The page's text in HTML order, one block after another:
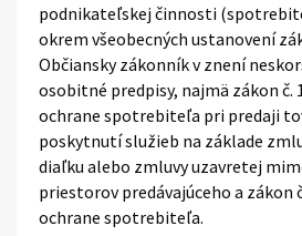
podnikateľskej činnosti
okrem všeobecných ustanovení
Občiansky zákonník v znení
osobitné predpisy, najmä zákon č.
ochrane spotrebiteľa pri predaji
poskytnutí služieb na základe
diaľku alebo zmluvy uzavretej
priestorov predávajúceho a zákon
ochrane spotrebiteľa.